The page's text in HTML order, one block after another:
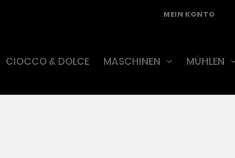
MEIN KONTO
CIOCCO & DOLCE MASCHINEN MÜHLEN